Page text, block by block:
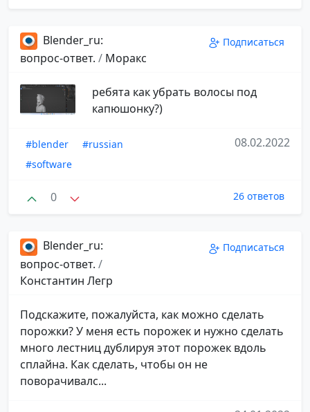
Blender_ru:
вопрос-ответ. / Моракс
Подписаться
ребята как убрать волосы под
капюшонку?)
#blender
#russian
#software
08.02.2022
0 26 ответов
Blender_ru:
вопрос-ответ. /
Константин Легр
Подписаться
Подскажите, пожалуйста, как можно сделать
порожки? У меня есть порожек и нужно сделать
много лестниц дублируя этот порожек вдоль
сплайна. Как сделать, чтобы он не
поворачивалс...